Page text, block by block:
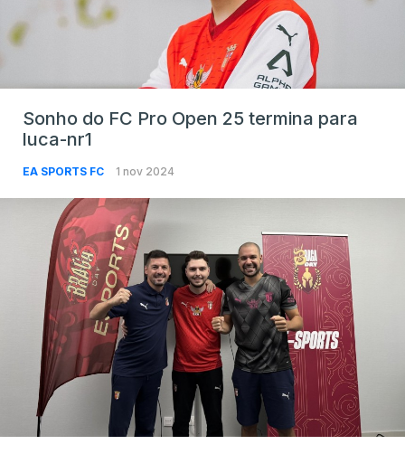
Sonho do FC Pro Open 25 termina para
luca-nr1
EA SPORTS FC 1 nov 2024